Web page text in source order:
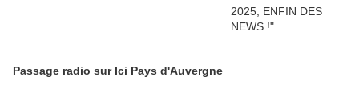
Passage radio sur Ici Pays d'Auvergne